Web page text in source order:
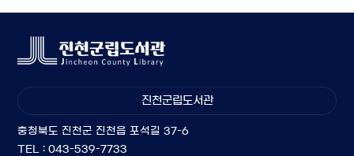
진천군립도서관
충청북도 진천군 진천읍 포석길 37-6
TEL : 043-539-7733